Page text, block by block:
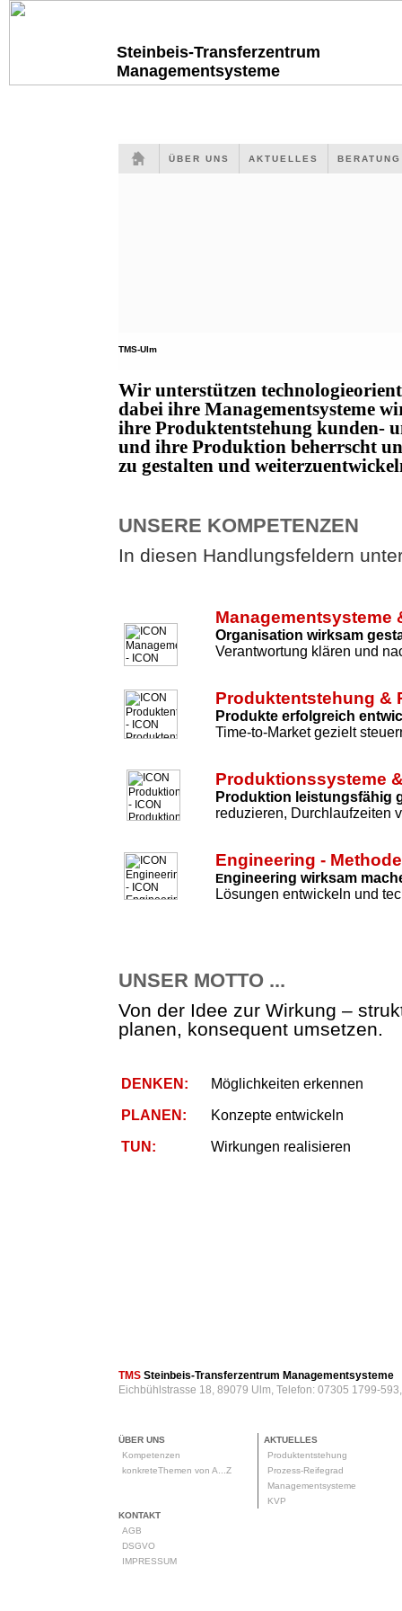
Steinbeis-Transferzentrum
Managementsysteme
ÜBER UNS AKTUELLES
TMS-Ulm
Wir unterstützen
dabei ihre Managementsysteme
ihre Produktentstehung kunden-
und ihre Produktion beherrscht
zu gestalten und
UNSERE KOMPETENZEN
In diesen Handlungsfeldern
Managementsysteme
Organisation wirksam
Verantwortung klären und
Produktentstehung &
Produkte erfolgreich
Time-to-Market gezielt
Produktionssysteme
Produktion leistungsfähig
reduzieren, Durchlaufzeiten
Engineering -
Engineering wirksam
Lösungen entwickeln und
UNSER MOTTO ...
Von der Idee zur Wirkung –
planen, konsequent umsetzen.
DENKEN: Möglichkeiten erkennen
PLANEN: Konzepte entwickeln
TUN: Wirkungen realisieren
TMS Steinbeis-Transferzentrum Managementsysteme
Eichbühlstrasse 18, 89079 Ulm, Telefon: 07305 1799-
ÜBER UNS
Kompetenzen
konkreteThemen von A...Z
AKTUELLES
Produktentstehung
Prozess-Reifegrad
Managementsysteme
KVP
KONTAKT
AGB
DSGVO
IMPRESSUM